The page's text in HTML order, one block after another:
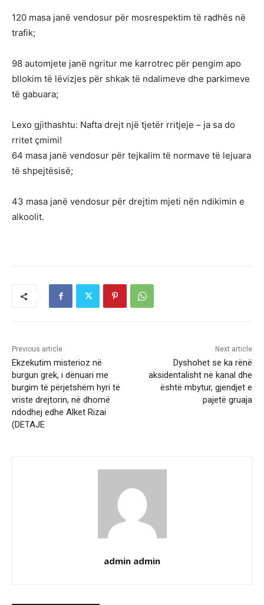
120 masa janë vendosur për mosrespektim të radhës në
trafik;
98 automjete janë ngritur me karrotrec për pengim apo
bllokim të lëvizjes për shkak të ndalimeve dhe parkimeve
të gabuara;
Lexo gjithashtu: Nafta drejt një tjetër rritjeje – ja sa do
rritet çmimi!
64 masa janë vendosur për tejkalim të normave të lejuara
të shpejtësisë;
43 masa janë vendosur për drejtim mjeti nën ndikimin e
alkoolit.
Previous article
Ekzekutim misterioz në
burgun grek, i dënuari me
burgim të përjetshëm hyri të
vriste drejtorin, në dhomë
ndodhej edhe Alket Rizai
(DETAJE
Next article
Dyshohet se ka rënë
aksidentalisht në kanal dhe
është mbytur, gjendjet e
pajetë gruaja
admin admin